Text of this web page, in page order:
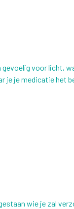
gevoelig voor licht,
je je medicatie het
wie je zal